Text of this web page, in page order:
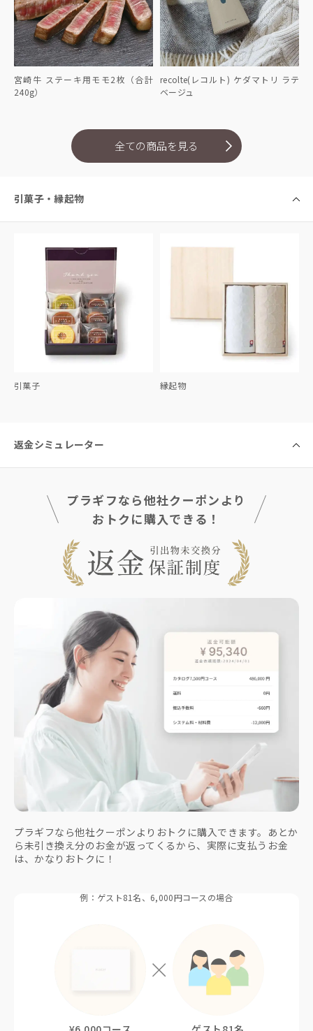
宮崎牛 ステーキ用モモ2枚（合計
240g）
recolte(レコルト) ケダマトリ ラテ
ベージュ
全ての商品を見る
引菓子・縁起物
引菓子 縁起物
返金シミュレーター
プラギフなら他社クーポンより
おトクに購入できる！
プラギフなら他社クーポンよりおトクに購入できます。あとか
ら未引き換え分のお金が返ってくるから、実際に支払うお金
は、かなりおトクに！
例：ゲスト81名、6,000円コースの場合